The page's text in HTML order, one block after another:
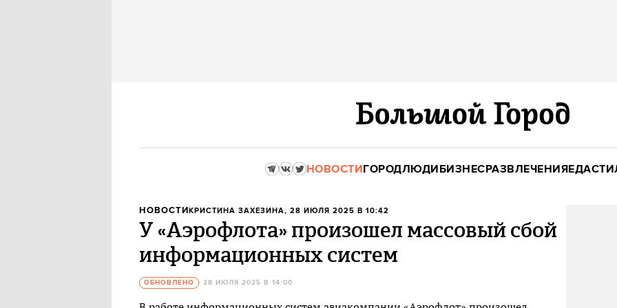
НОВОСТИГОРОДЛЮДИБИЗНЕСРАЗВЛЕЧЕНИЯЕДА
НОВОСТИКРИСТИНА ЗАХЕЗИНА, 28 ИЮЛЯ 2025 В 10:42
У «Аэрофлота» произошел массовый сбой
информационных систем
ОБНОВЛЕНО 28 ИЮЛЯ 2025 В 14:00